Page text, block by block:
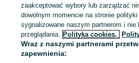
Zaloguj się / Załóż konto
Wyślij wiadomość
zaakceptować wybory lub zarządzać
dowolnym momencie na stronie
sygnalizowane naszym partnerom i nie
przeglądania. Polityka cookies,
Wraz z naszymi partnerami
zapewnienia: